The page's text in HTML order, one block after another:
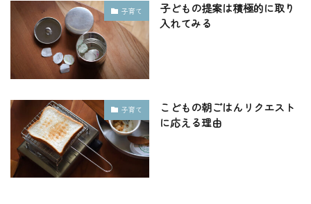
子育て
子どもの提案は積極的に取り
入れてみる
子育て
こどもの朝ごはんリクエスト
に応える理由